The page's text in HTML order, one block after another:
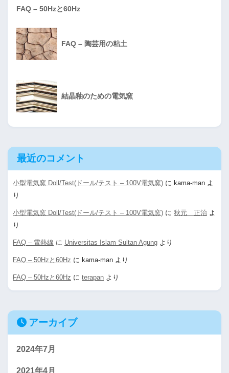
FAQ – 50Hzと60Hz
FAQ – 陶芸用の粘土
結晶釉のための電気窯
最近のコメント
小型電気窯 Doll/Test(ドール/テスト – 100V電気窯) に kama-man よ
り
小型電気窯 Doll/Test(ドール/テスト – 100V電気窯) に 秋元 正治 よ
り
FAQ – 電熱線 に Universitas Islam Sultan Agung より
FAQ – 50Hzと60Hz に kama-man より
FAQ – 50Hzと60Hz に terapan より
アーカイブ
2024年7月
2021年4月